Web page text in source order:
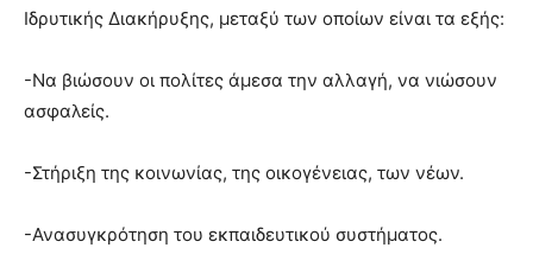
Ιδρυτικής Διακήρυξης, μεταξύ των οποίων είναι τα εξής:
-Να βιώσουν οι πολίτες άμεσα την αλλαγή, να νιώσουν
ασφαλείς.
-Στήριξη της κοινωνίας, της οικογένειας, των νέων.
-Ανασυγκρότηση του εκπαιδευτικού συστήματος.